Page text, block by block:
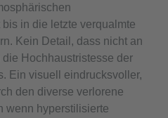
in die letzte verqualmte
Kein Detail, dass nicht an
Hochhaustristesse der
Ein visuell eindrucksvoller,
den diverse verlorene
wenn hyperstilisierte